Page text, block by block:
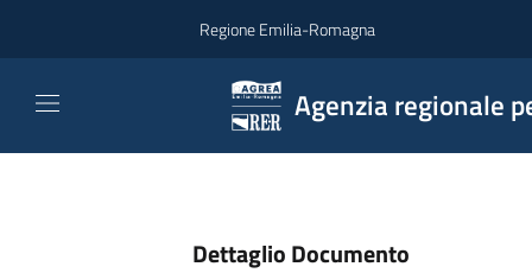
Regione Emilia-Romagna
Agenzia regionale
Dettaglio Documento